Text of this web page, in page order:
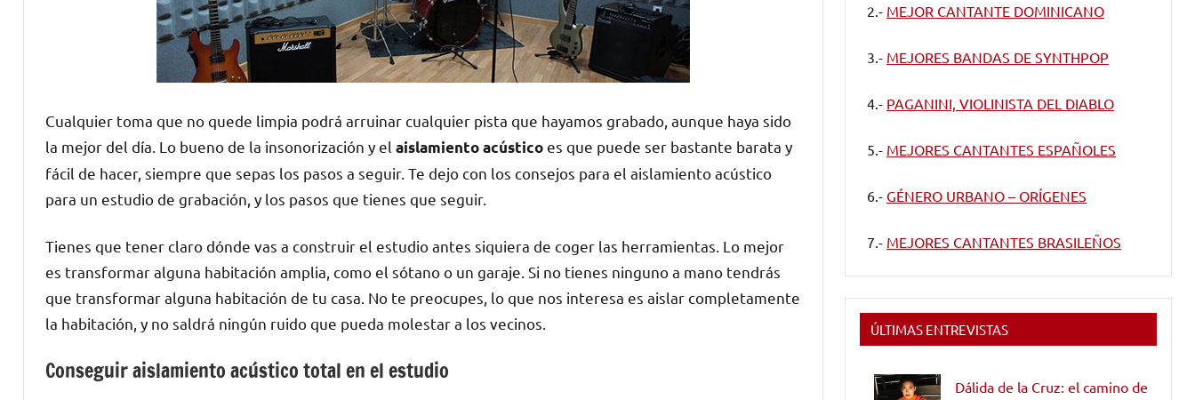
Cualquier toma que no quede limpia podrá arruinar cualquier pista que hayamos grabado, aunque haya sido
la mejor del día. Lo bueno de la insonorización y el aislamiento acústicoes que puede ser bastante barata y
fácil de hacer, siempre que sepas los pasos a seguir. Te dejo con los consejos para el aislamiento acústico
para un estudio de grabación, y los pasos que tienes que seguir.
Tienes que tener claro dónde vas a construir el estudio antes siquiera de coger las herramientas. Lo mejor
es transformar alguna habitación amplia, como el sótano o un garaje. Si no tienes ninguno a mano tendrás
que transformar alguna habitación de tu casa. No te preocupes, lo que nos interesa es aislar completamente
la habitación, y no saldrá ningún ruido que pueda molestar a los vecinos.
Conseguir aislamiento acústico total en el estudio
2.- MEJOR CANTANTE DOMINICANO
3.- MEJORES BANDAS DE SYNTHPOP
4.- PAGANINI, VIOLINISTA DEL DIABLO
5.- MEJORES CANTANTES ESPAÑOLES
6.- GÉNERO URBANO – ORÍGENES
7.- MEJORES CANTANTES BRASILEÑOS
ÚLTIMAS ENTREVISTAS
Dálida de la Cruz: el camino de